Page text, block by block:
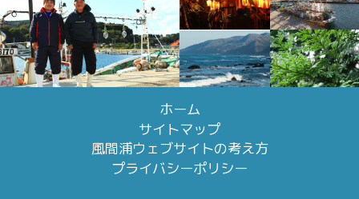
ホーム
サイトマップ
風間浦ウェブサイトの考え方
プライバシーポリシー